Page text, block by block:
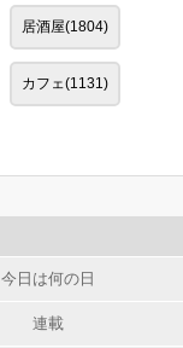
居酒屋(1804)
カフェ(1131)
今日は何の日
連載